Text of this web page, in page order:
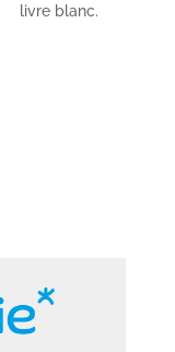
livre blanc.